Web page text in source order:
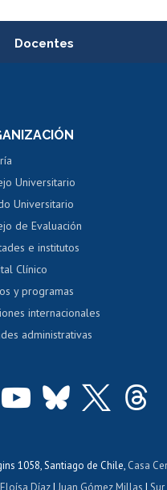
Docentes
Perfeccionamiento
Evaluación docente
Calificación académica
Postulación al AUCAI
Universitario
Universitario
de Evaluación
e institutos
Clínico
y programas
internacionales
administrativas
1058, Santiago de Chile, Casa
Díaz| Juan Gómez Millas | Sur